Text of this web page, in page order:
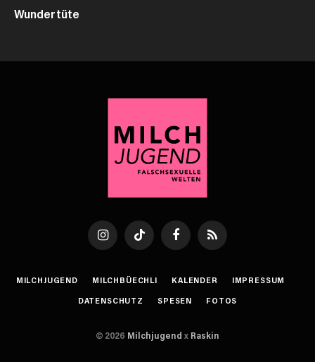
Wundertüte
InstagramTikTok FacebookRSS
MILCHJUGEND MILCHBÜECHLI KALENDER
IMPRESSUM
DATENSCHUTZ
SPESEN FOTOS
© 2026 Milchjugend x Raskin